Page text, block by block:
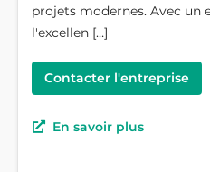
projets modernes. Avec un
l'excellen […]
Contacter l'entreprise
En savoir plus